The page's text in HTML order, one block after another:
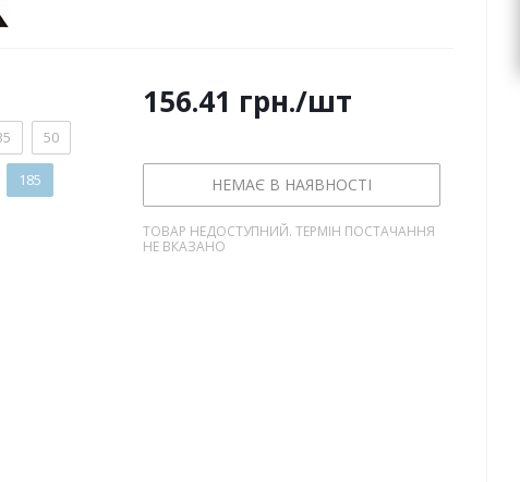
50
185
156.41 грн./шт
НЕМАЄ В НАЯВНОСТІ
ТОВАР НЕДОСТУПНИЙ. ТЕРМІН ПОСТАЧАННЯ
НЕ ВКАЗАНО